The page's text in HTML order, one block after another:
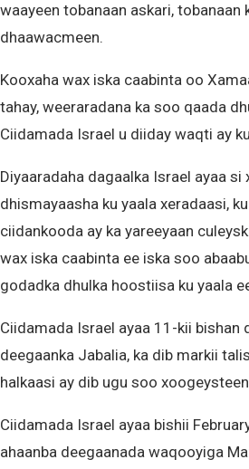
waayeen tobanaan askari, tobanaan
dhaawacmeen.
Kooxaha wax iska caabinta oo
tahay, weeraradana ka soo qaada
Ciidamada Israel u diiday waqti ay
Diyaaradaha dagaalka Israel ayaa si
dhismayaasha ku yaala xeradaasi,
ciidankooda ay ka yareeyaan
wax iska caabinta ee iska soo
godadka dhulka hoostiisa ku yaala
Ciidamada Israel ayaa 11-kii bishan
deegaanka Jabalia, ka dib markii
halkaasi ay dib ugu soo
Ciidamada Israel ayaa bishii
ahaanba deegaanada waqooyiga